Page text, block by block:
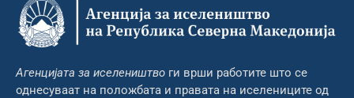
Агенцијата за иселеништво ги врши работите што се
однесуваат на положбата и правата на иселениците од